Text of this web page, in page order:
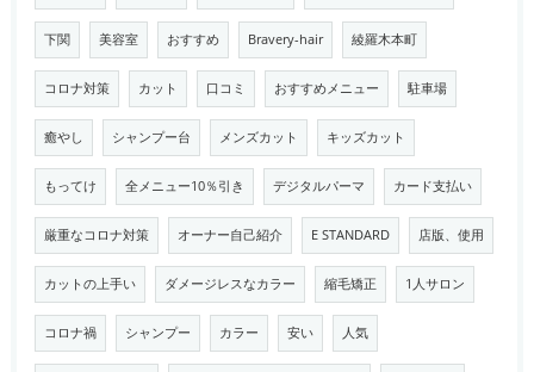
下関 美容室 おすすめ Bravery-hair 綾羅木本町
コロナ対策 カット 口コミ おすすめメニュー 駐車場
癒やし シャンプー台 メンズカット キッズカット
もってけ 全メニュー10％引き デジタルパーマ カード支払い
厳重なコロナ対策 オーナー自己紹介 E STANDARD 店版、使用
カットの上手い ダメージレスなカラー 縮毛矯正 1人サロン
コロナ禍 シャンプー カラー 安い 人気